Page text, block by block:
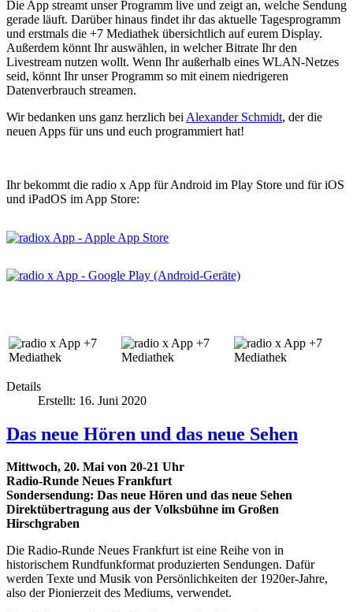
Die App streamt unser Programm live und zeigt an, welche Sendung
gerade läuft. Darüber hinaus findet ihr das aktuelle Tagesprogramm
und erstmals die +7 Mediathek übersichtlich auf eurem Display.
Außerdem könnt Ihr auswählen, in welcher Bitrate Ihr den
Livestream nutzen wollt. Wenn Ihr außerhalb eines WLAN-Netzes
seid, könnt Ihr unser Programm so mit einem niedrigeren
Datenverbrauch streamen.
Wir bedanken uns ganz herzlich bei Alexander Schmidt, der die
neuen Apps für uns und euch programmiert hat!
Ihr bekommt die radio x App für Android im Play Store und für iOS
und iPadOS im App Store:
Details
Erstellt: 16. Juni 2020
Das neue Hören und das neue Sehen
Mittwoch, 20. Mai von 20-21 Uhr
Radio-Runde Neues Frankfurt
Sondersendung: Das neue Hören und das neue Sehen
Direktübertragung aus der Volksbühne im Großen
Hirschgraben
Die Radio-Runde Neues Frankfurt ist eine Reihe von in
historischem Rundfunkformat produzierten Sendungen. Dafür
werden Texte und Musik von Persönlichkeiten der 1920er-Jahre,
also der Pionierzeit des Mediums, verwendet.